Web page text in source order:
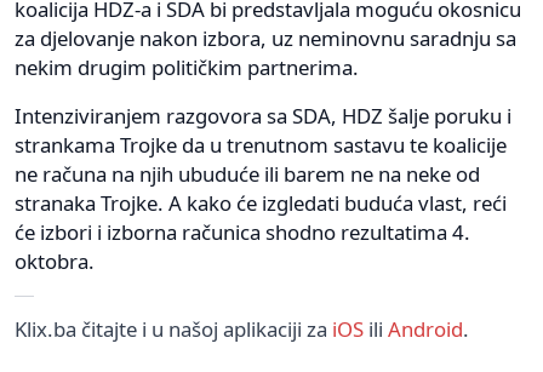
koalicija HDZ-a i SDA bi predstavljala moguću okosnicu
za djelovanje nakon izbora, uz neminovnu saradnju sa
nekim drugim političkim partnerima.
Intenziviranjem razgovora sa SDA, HDZ šalje poruku i
strankama Trojke da u trenutnom sastavu te koalicije
ne računa na njih ubuduće ili barem ne na neke od
stranaka Trojke. A kako će izgledati buduća vlast, reći
će izbori i izborna računica shodno rezultatima 4.
oktobra.
Klix.ba čitajte i u našoj aplikaciji za iOS ili Android.